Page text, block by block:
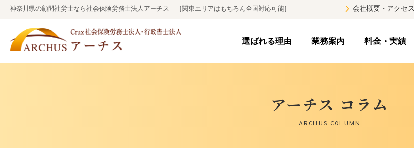
神奈川県の顧問社労士なら社会保険労務士法人アーチス ［関東エリアはもちろん全国対応可能］ 会社概要・アクセス
アーチス コラム
ARCHUS COLUMN
選ばれる理由 業務案内 料金・実績